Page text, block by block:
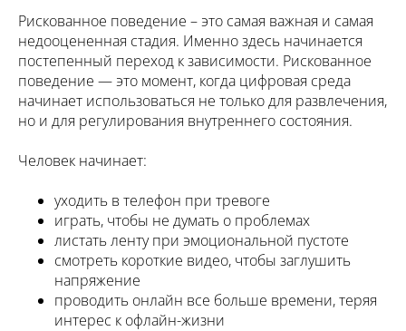
Рискованное поведение – это самая важная и самая
недооцененная стадия. Именно здесь начинается
постепенный переход к зависимости. Рискованное
поведение — это момент, когда цифровая среда
начинает использоваться не только для развлечения,
но и для регулирования внутреннего состояния.
Человек начинает:
уходить в телефон при тревоге
играть, чтобы не думать о проблемах
листать ленту при эмоциональной пустоте
смотреть короткие видео, чтобы заглушить
напряжение
проводить онлайн все больше времени, теряя
интерес к офлайн-жизни